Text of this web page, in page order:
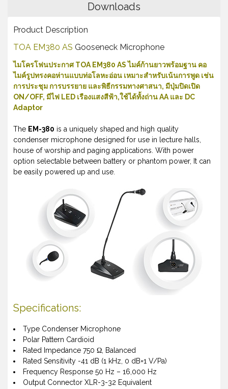
Downloads
Product Description
TOA EM380 AS Gooseneck Microphone
ไมโครโฟนประกาศ TOA EM380 AS ไมค์ก้านยาวพร้อมฐาน คอ
ไมค์รูปทรงคอห่านแบบท่อโลหะอ่อน เหมาะสำหรับเน้นการพูด เช่น
การประชุม การบรรยาย และพิธีกรรมทางศาสนา, มีปุ่มปิดเปิด
ON/OFF, มีไฟ LED เรืองแสงสีฟ้า,ใช้ได้ทั้งถ่าน AA และ DC
Adaptor
The EM-380 is a uniquely shaped and high quality
condenser microphone designed for use in lecture halls,
house of worship and paging applications. With power
option selectable between battery or phantom power, It can
be easily powered up and use.
Specifications:
Type Condenser Microphone
Polar Pattern Cardioid
Rated Impedance 750 Ω, Balanced
Rated Sensitivity -41 dB (1 kHz, 0 dB=1 V/Pa)
Frequency Response 50 Hz – 16,000 Hz
Output Connector XLR-3-32 Equivalent